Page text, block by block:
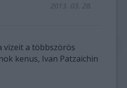
2013. 03. 28.
vizeit a többszörös
kenus, Ivan Patzaichin